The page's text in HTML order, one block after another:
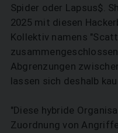
Spider oder Lapsus$.
2025 mit diesen
Kollektiv namens
Abgrenzungen
lassen sich deshalb
"Diese hybride
Zuordnung von